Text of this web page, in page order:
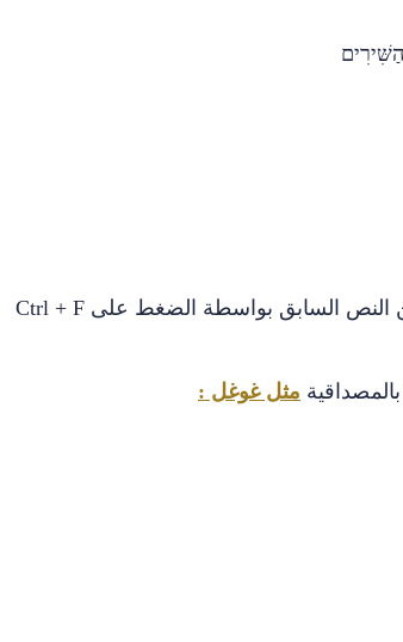
النص السابق بواسطة الضغط على Ctrl + F
مثل غوغل :